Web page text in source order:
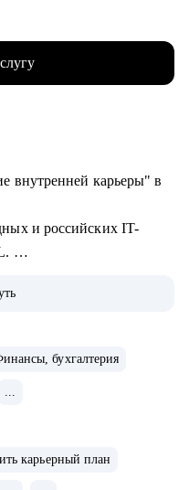
в
и российских IT-
технического
Hogan).
кейсов по построению
бухгалтерия
...
карьерный план